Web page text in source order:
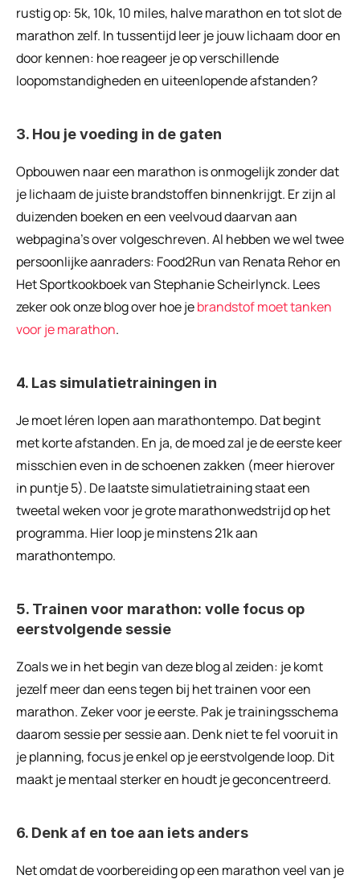
rustig op: 5k, 10k, 10 miles, halve marathon en tot slot de
marathon zelf. In tussentijd leer je jouw lichaam door en
door kennen: hoe reageer je op verschillende
loopomstandigheden en uiteenlopende afstanden?
3. Hou je voeding in de gaten
Opbouwen naar een marathon is onmogelijk zonder dat
je lichaam de juiste brandstoffen binnenkrijgt. Er zijn al
duizenden boeken en een veelvoud daarvan aan
webpagina’s over volgeschreven. Al hebben we wel twee
persoonlijke aanraders: Food2Run van Renata Rehor en
Het Sportkookboek van Stephanie Scheirlynck. Lees
zeker ook onze blog over hoe je brandstof moet tanken
voor je marathon.
4. Las simulatietrainingen in
Je moet léren lopen aan marathontempo. Dat begint
met korte afstanden. En ja, de moed zal je de eerste keer
misschien even in de schoenen zakken (meer hierover
in puntje 5). De laatste simulatietraining staat een
tweetal weken voor je grote marathonwedstrijd op het
programma. Hier loop je minstens 21k aan
marathontempo.
5. Trainen voor marathon: volle focus op
eerstvolgende sessie
Zoals we in het begin van deze blog al zeiden: je komt
jezelf meer dan eens tegen bij het trainen voor een
marathon. Zeker voor je eerste. Pak je trainingsschema
daarom sessie per sessie aan. Denk niet te fel vooruit in
je planning, focus je enkel op je eerstvolgende loop. Dit
maakt je mentaal sterker en houdt je geconcentreerd.
6. Denk af en toe aan iets anders
Net omdat de voorbereiding op een marathon veel van je